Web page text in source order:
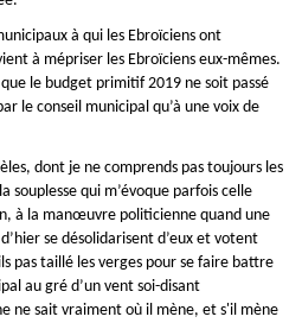
à qui les Ebroïciens ont
à mépriser les Ebroïciens eux-mêmes.
le budget primitif 2019 ne soit passé
le conseil municipal qu’à une voix de
dont je ne comprends pas toujours les
souplesse qui m’évoque parfois celle
à la manœuvre politicienne quand une
se désolidarisent d’eux et votent
pas taillé les verges pour se faire battre
au gré d’un vent soi-disant
ne sait vraiment où il mène, et s'il mène